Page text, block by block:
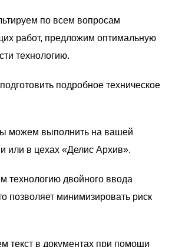
по всем вопросам
работ, предложим оптимальную
технологию.
подробное техническое
можем выполнить на вашей
или в цехах «Делис Архив».
технологию двойного ввода
позволяет минимизировать риск
текст в документах при помощи